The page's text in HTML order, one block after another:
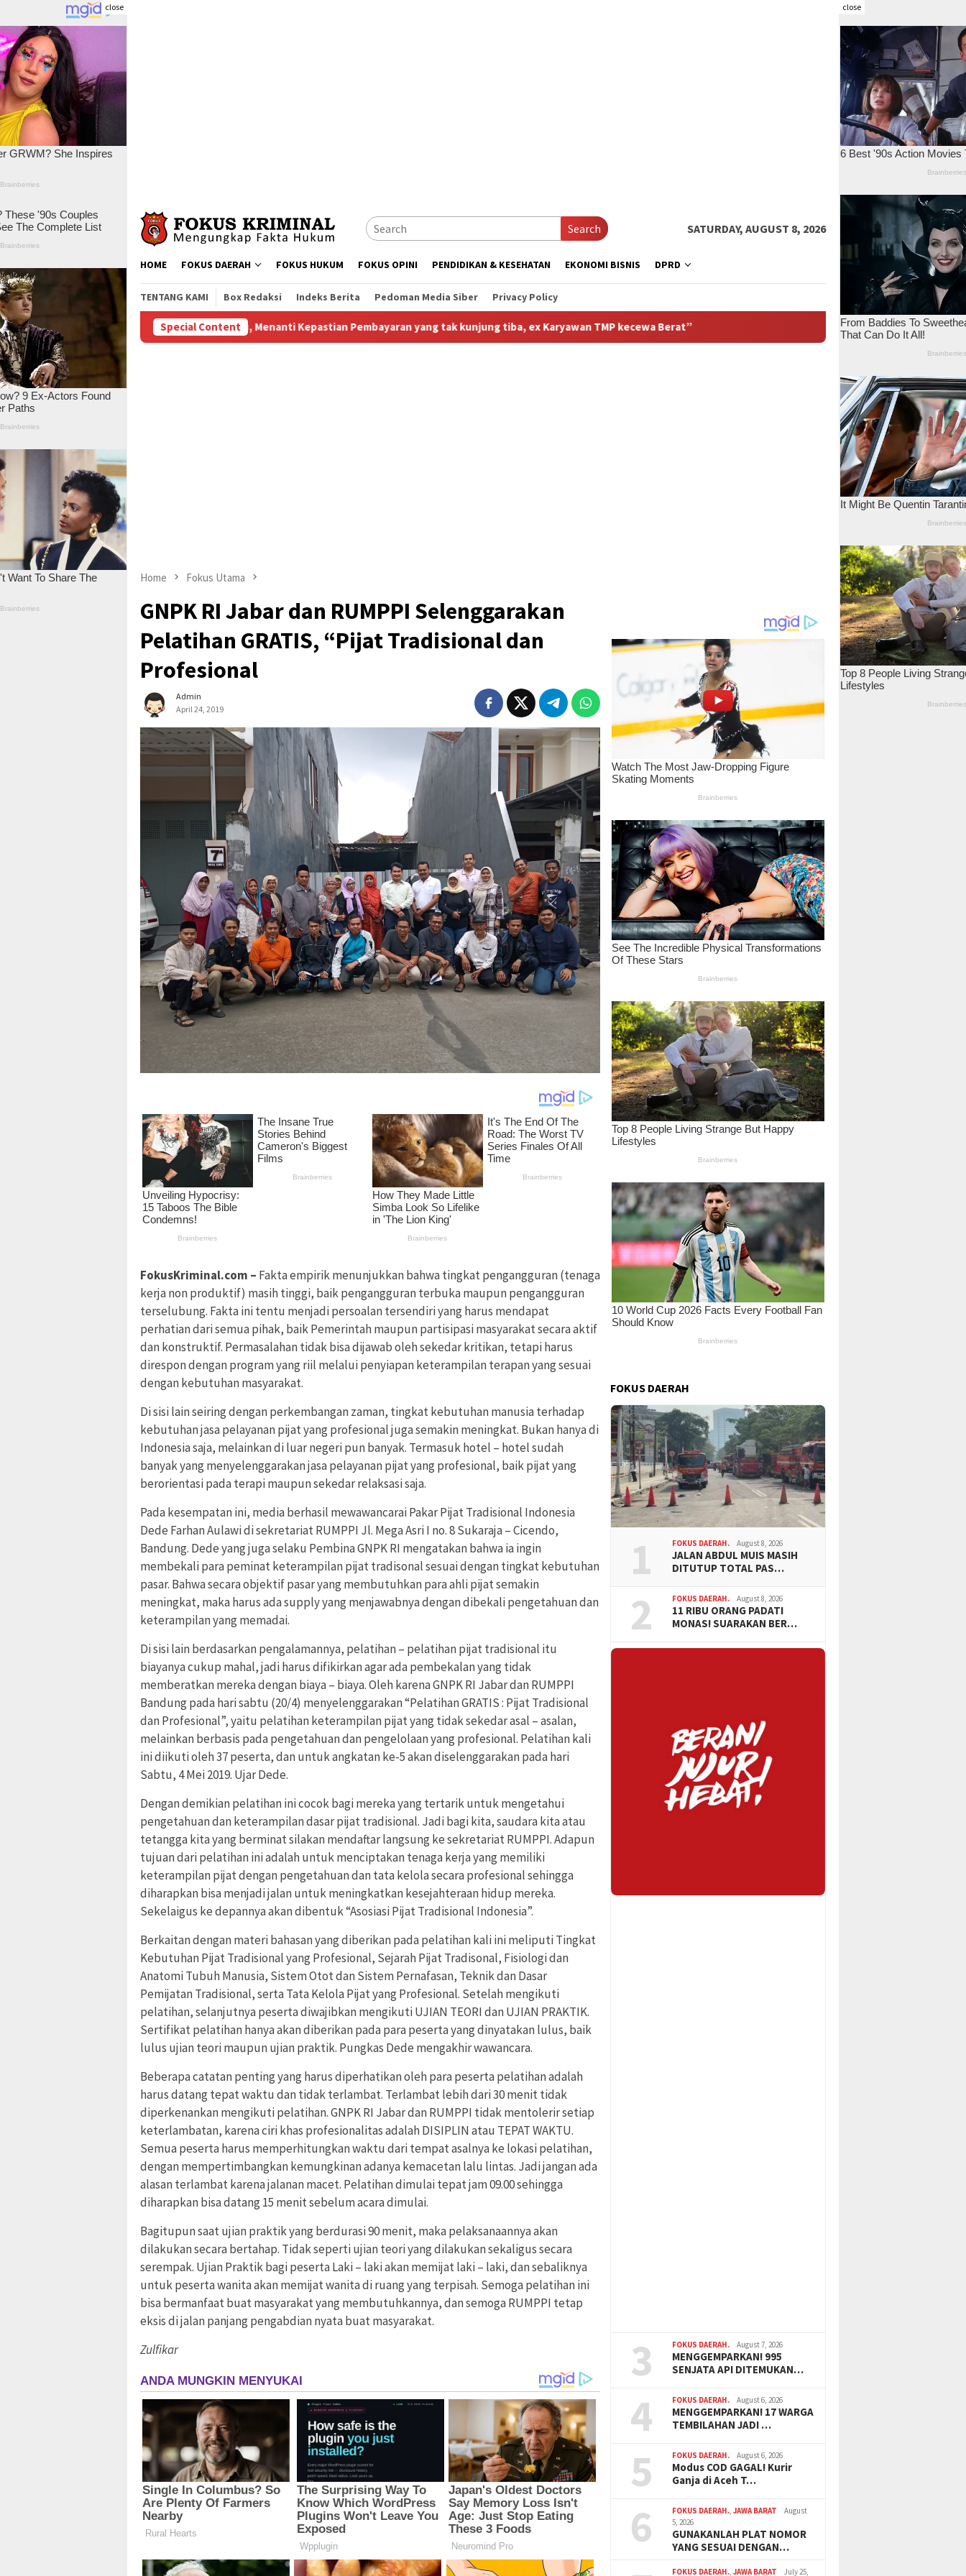
close close
Search SATURDAY, AUGUST 8, 2026
HOME FOKUS DAERAH FOKUS HUKUM FOKUS OPINI PENDIDIKAN & KESEHATAN EKONOMI BISNIS DPRD
TENTANG KAMI Box Redaksi Indeks Berita Pedoman Media Siber Privacy Policy
Special Content
“Pilu, Menanti Kepastian Pembayaran yang tak kunjung tiba, ex Karyawan TMP kecewa Berat”
Home Fokus Utama
GNPK RI Jabar dan RUMPPI Selenggarakan
Pelatihan GRATIS, “Pijat Tradisional dan
Profesional
Admin
April 24, 2019
FokusKriminal.com – Fakta empirik menunjukkan bahwa tingkat pengangguran (tenaga
kerja non produktif) masih tinggi, baik pengangguran terbuka maupun pengangguran
terselubung. Fakta ini tentu menjadi persoalan tersendiri yang harus mendapat
perhatian dari semua pihak, baik Pemerintah maupun partisipasi masyarakat secara aktif
dan konstruktif. Permasalahan tidak bisa dijawab oleh sekedar kritikan, tetapi harus
direspon dengan program yang riil melalui penyiapan keterampilan terapan yang sesuai
dengan kebutuhan masyarakat.
Di sisi lain seiring dengan perkembangan zaman, tingkat kebutuhan manusia terhadap
kebutuhan jasa pelayanan pijat yang profesional juga semakin meningkat. Bukan hanya di
Indonesia saja, melainkan di luar negeri pun banyak. Termasuk hotel – hotel sudah
banyak yang menyelenggarakan jasa pelayanan pijat yang profesional, baik pijat yang
berorientasi pada terapi maupun sekedar relaksasi saja.
Pada kesempatan ini, media berhasil mewawancarai Pakar Pijat Tradisional Indonesia
Dede Farhan Aulawi di sekretariat RUMPPI Jl. Mega Asri I no. 8 Sukaraja – Cicendo,
Bandung. Dede yang juga selaku Pembina GNPK RI mengatakan bahwa ia ingin
membekali para peminat keterampilan pijat tradisonal sesuai dengan tingkat kebutuhan
pasar. Bahwa secara objektif pasar yang membutuhkan para ahli pijat semakin
meningkat, maka harus ada supply yang menjawabnya dengan dibekali pengetahuan dan
keterampilan yang memadai.
Di sisi lain berdasarkan pengalamannya, pelatihan – pelatihan pijat tradisional itu
biayanya cukup mahal, jadi harus difikirkan agar ada pembekalan yang tidak
memberatkan mereka dengan biaya – biaya. Oleh karena GNPK RI Jabar dan RUMPPI
Bandung pada hari sabtu (20/4) menyelenggarakan “Pelatihan GRATIS : Pijat Tradisional
dan Profesional”, yaitu pelatihan keterampilan pijat yang tidak sekedar asal – asalan,
melainkan berbasis pada pengetahuan dan pengelolaan yang profesional. Pelatihan kali
ini diikuti oleh 37 peserta, dan untuk angkatan ke-5 akan diselenggarakan pada hari
Sabtu, 4 Mei 2019. Ujar Dede.
Dengan demikian pelatihan ini cocok bagi mereka yang tertarik untuk mengetahui
pengetahuan dan keterampilan dasar pijat tradisional. Jadi bagi kita, saudara kita atau
tetangga kita yang berminat silakan mendaftar langsung ke sekretariat RUMPPI. Adapun
tujuan dari pelatihan ini adalah untuk menciptakan tenaga kerja yang memiliki
keterampilan pijat dengan pengetahuan dan tata kelola secara profesional sehingga
diharapkan bisa menjadi jalan untuk meningkatkan kesejahteraan hidup mereka.
Sekelaigus ke depannya akan dibentuk “Asosiasi Pijat Tradisional Indonesia”.
Berkaitan dengan materi bahasan yang diberikan pada pelatihan kali ini meliputi Tingkat
Kebutuhan Pijat Tradisional yang Profesional, Sejarah Pijat Tradisonal, Fisiologi dan
Anatomi Tubuh Manusia, Sistem Otot dan Sistem Pernafasan, Teknik dan Dasar
Pemijatan Tradisional, serta Tata Kelola Pijat yang Profesional. Setelah mengikuti
pelatihan, selanjutnya peserta diwajibkan mengikuti UJIAN TEORI dan UJIAN PRAKTIK.
Sertifikat pelatihan hanya akan diberikan pada para peserta yang dinyatakan lulus, baik
lulus ujian teori maupun ujian praktik. Pungkas Dede mengakhir wawancara.
Beberapa catatan penting yang harus diperhatikan oleh para peserta pelatihan adalah
harus datang tepat waktu dan tidak terlambat. Terlambat lebih dari 30 menit tidak
diperkenankan mengikuti pelatihan. GNPK RI Jabar dan RUMPPI tidak mentolerir setiap
keterlambatan, karena ciri khas profesionalitas adalah DISIPLIN atau TEPAT WAKTU.
Semua peserta harus memperhitungkan waktu dari tempat asalnya ke lokasi pelatihan,
dengan mempertimbangkan kemungkinan adanya kemacetan lalu lintas. Jadi jangan ada
alasan terlambat karena jalanan macet. Pelatihan dimulai tepat jam 09.00 sehingga
diharapkan bisa datang 15 menit sebelum acara dimulai.
Bagitupun saat ujian praktik yang berdurasi 90 menit, maka pelaksanaannya akan
dilakukan secara bertahap. Tidak seperti ujian teori yang dilakukan sekaligus secara
serempak. Ujian Praktik bagi peserta Laki – laki akan memijat laki – laki, dan sebaliknya
untuk peserta wanita akan memijat wanita di ruang yang terpisah. Semoga pelatihan ini
bisa bermanfaat buat masyarakat yang membutuhkannya, dan semoga RUMPPI tetap
eksis di jalan panjang pengabdian nyata buat masyarakat.
Zulfikar
FOKUS DAERAH
1 FOKUS DAERAH. August 8, 2026
JALAN ABDUL MUIS MASIH
DITUTUP TOTAL PAS…
2 FOKUS DAERAH. August 8, 2026
11 RIBU ORANG PADATI
MONAS! SUARAKAN BER…
3 FOKUS DAERAH. August 7, 2026
MENGGEMPARKAN! 995
SENJATA API DITEMUKAN…
4 FOKUS DAERAH. August 6, 2026
MENGGEMPARKAN! 17 WARGA
TEMBILAHAN JADI …
5 FOKUS DAERAH. August 6, 2026
Modus COD GAGAL! Kurir
Ganja di Aceh T…
6 FOKUS DAERAH.,JAWA BARAT
August
5, 2026
GUNAKANLAH PLAT NOMOR
YANG SESUAI DENGAN…
FOKUS DAERAH.,JAWA BARAT July 25,